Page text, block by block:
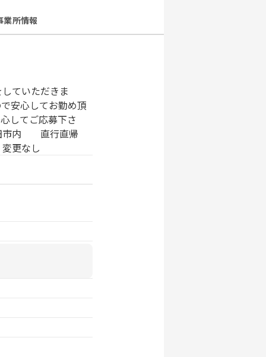
業所情報
ていただきま
安心してお勤め頂
してご応募下さ
市内 直行直帰
更なし